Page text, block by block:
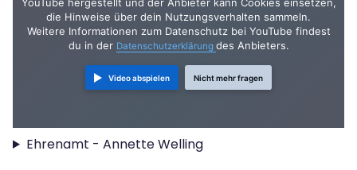
die Hinweise über dein Nutzungsverhalten sammeln.
Weitere Informationen zum Datenschutz bei YouTube findest
du in der Datenschutzerklärung des Anbieters.
Video abspielen Nicht mehr fragen
Ehrenamt - Annette Welling